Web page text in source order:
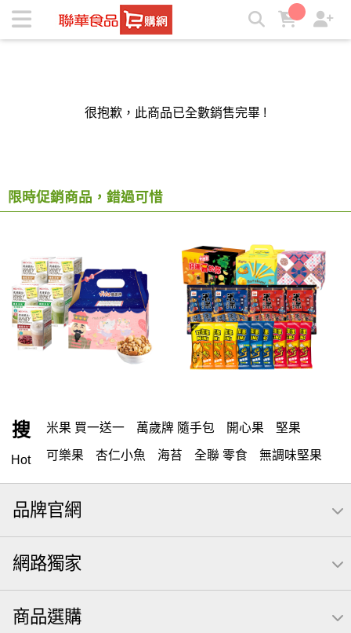
聯華食品e購網-Official Online Store | ★聯華食品e購網★
很抱歉，此商品已全數銷售完畢 !
限時促銷商品，錯過可惜
搜
Hot
米果 買一送一 萬歲牌 隨手包 開心果 堅果
可樂果 杏仁小魚 海苔 全聯 零食 無調味堅果
隨手包 無調味 全聯 禮盒 綜合纖果 堅穀力
薯條
栗 椒鹽 米果 甘栗 萬歲牌 飲 全聯 拜拜
桶裝
芋頭 三角壽司海苔 核桃 三角 綜合堅果
無調味綜合堅果
品牌官網
網路獨家
商品選購